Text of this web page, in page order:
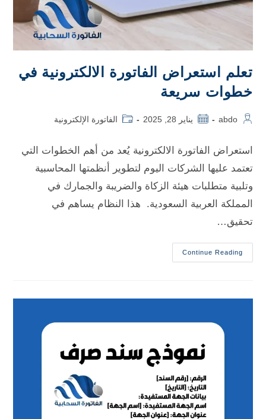
تعلم استعراض الفاتورة الالكترونية في
خطوات سريعة
abdo يناير 28, 2025 الفاتورة الإلكترونية
استعراض الفاتورة الالكترونية يُعد من أهم الخطوات التي
تعتمد عليها الشركات اليوم لتطوير أنظمتها المحاسبية
وتلبية متطلبات هيئة الزكاة والضريبة والجمارك في
المملكة العربية السعودية. هذا النظام يساهم في
تحقيق…
Continue Reading